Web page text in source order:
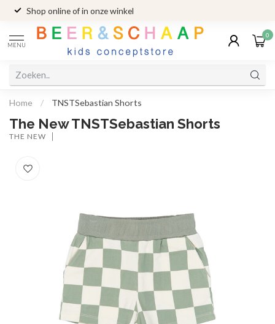
Shop online of in onze winkel
MENU
0
Home / TNSTSebastian Shorts
The New TNSTSebastian Shorts
THE NEW